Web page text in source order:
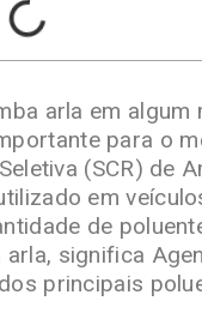
arla em algum
para o
(SCR) de
em
de
significa
principais